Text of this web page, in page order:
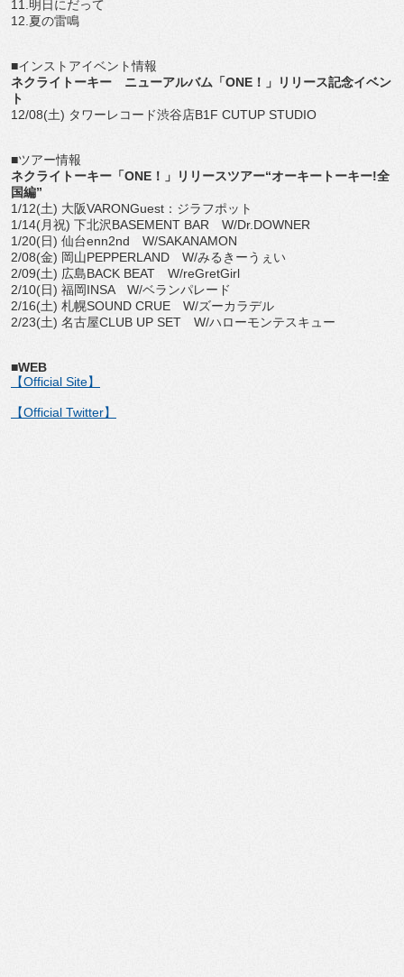
11.明日にだって
12.夏の雷鳴
■インストアイベント情報
ネクライトーキー ニューアルバム「ONE！」リリース記念イベン
ト
12/08(土) タワーレコード渋谷店B1F CUTUP STUDIO
■ツアー情報
ネクライトーキー「ONE！」リリースツアー“オーキートーキー!全
国編”
1/12(土) 大阪VARONGuest：ジラフポット
1/14(月祝) 下北沢BASEMENT BAR W/Dr.DOWNER
1/20(日) 仙台enn2nd W/SAKANAMON
2/08(金) 岡山PEPPERLAND W/みるきーうぇい
2/09(土) 広島BACK BEAT W/reGretGirl
2/10(日) 福岡INSA W/ベランパレード
2/16(土) 札幌SOUND CRUE W/ズーカラデル
2/23(土) 名古屋CLUB UP SET W/ハローモンテスキュー
■WEB
【Official Site】
【Official Twitter】